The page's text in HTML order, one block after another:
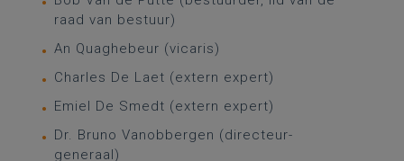
raad van bestuur)
An Quaghebeur (vicaris)
Charles De Laet (extern expert)
Emiel De Smedt (extern expert)
Dr. Bruno Vanobbergen (directeur-
generaal)